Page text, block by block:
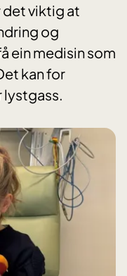
det viktig at
og
ein medisin som
kan for
lystgass.